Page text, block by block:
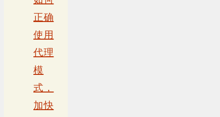
正确
使用
代理
模
式，
加快